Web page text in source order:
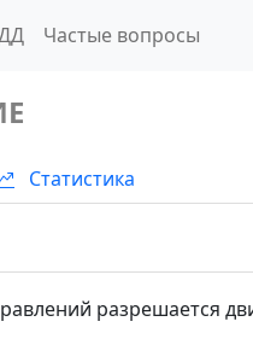
Частые вопросы
Статистика
разрешается